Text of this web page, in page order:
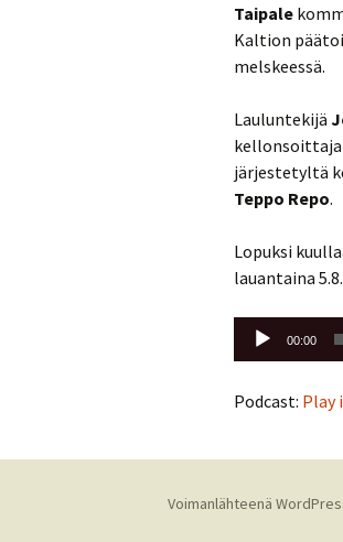
Taipale
Kaltion
melskeessä.
Lauluntekijä
järjestetyltä
Teppo Repo.
Lopuksi
lauantaina
Äänitoistin
00:00
Podcast: Play
Voimanlähteenä